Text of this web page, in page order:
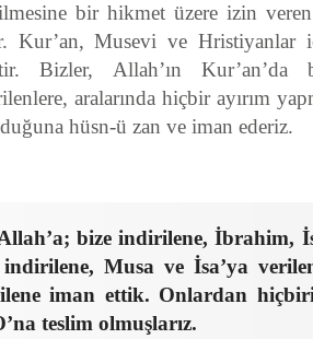
bir hikmet üzere izin
Kur’an, Musevi ve
Bizler, Allah’ın Kur’an’da
aralarında hiçbir ayırım
hüsn-ü zan ve iman ederiz.
bize indirilene, İbrahim,
Musa ve İsa’ya
iman ettik. Onlardan
teslim olmuşlarız.